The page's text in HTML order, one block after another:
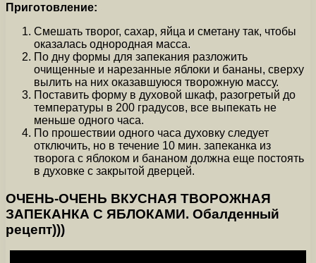
Приготовление:
Смешать творог, сахар, яйца и сметану так, чтобы
оказалась однородная масса.
По дну формы для запекания разложить
очищенные и нарезанные яблоки и бананы, сверху
вылить на них оказавшуюся творожную массу.
Поставить форму в духовой шкаф, разогретый до
температуры в 200 градусов, все выпекать не
меньше одного часа.
По прошествии одного часа духовку следует
отключить, но в течение 10 мин. запеканка из
творога с яблоком и бананом должна еще постоять
в духовке с закрытой дверцей.
ОЧЕНЬ-ОЧЕНЬ ВКУСНАЯ ТВОРОЖНАЯ
ЗАПЕКАНКА С ЯБЛОКАМИ. Обалденный
рецепт)))